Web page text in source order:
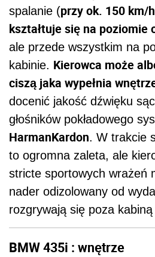
spalanie (przy ok. 150 km/
kształtuje się na poziomie
ale przede wszystkim na
kabinie. Kierowca może
ciszą jaka wypełnia
docenić jakość dźwięku
głośników pokładowego
HarmanKardon. W trakcie
to ogromna zaleta, ale
stricte sportowych wrażeń
nader odizolowany od
rozgrywają się poza kabiną
BMW 435i : wnętrze